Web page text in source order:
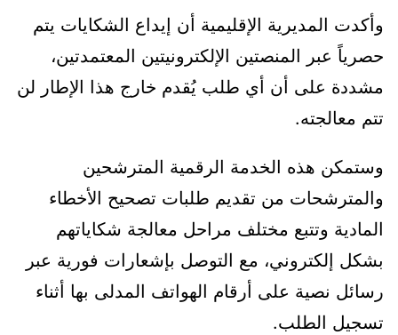
وأكدت المديرية الإقليمية أن إيداع الشكايات يتم
حصرياً عبر المنصتين الإلكترونيتين المعتمدتين،
مشددة على أن أي طلب يُقدم خارج هذا الإطار لن
تتم معالجته.
وستمكن هذه الخدمة الرقمية المترشحين
والمترشحات من تقديم طلبات تصحيح الأخطاء
المادية وتتبع مختلف مراحل معالجة شكاياتهم
بشكل إلكتروني، مع التوصل بإشعارات فورية عبر
رسائل نصية على أرقام الهواتف المدلى بها أثناء
تسجيل الطلب.